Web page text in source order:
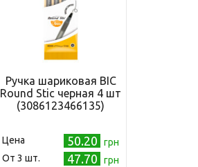
Ручка шариковая BIC
Round Stic черная 4 шт
(3086123466135)
Цена 50.20
грн
Oт 3 шт.
47.70
грн